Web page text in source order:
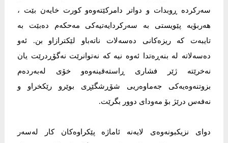
سەركردە ڕوبدات و دواتر دامركێتەوەو كورت خایەن بێت ،
هەربۆیە پێویستی بە سەركردایەتیەكی مەحكەم دەبێت بە
تایبەت كە ریزەكانی دەسەلات ناتەباو لێكترازاو بن. ئەو
دەسەلاتە لە بنەڕەتدا ئەوە نیە كە نەتوانرێت نەگۆڕدرێت یان
نەخرێتە ژێر فشاری ڕاستەقینەوەو خۆی لەبەردەم
بزوتنەوەیەكی جەماوەریی شۆڕشگێڕی بوێرو رێكخراو و
نەفەس درێژ بۆ مەودای دوور بگرێت.
دوای نزیكبونەوەی لایەنە ئاماژە پێكراوەكان كار لەسەر